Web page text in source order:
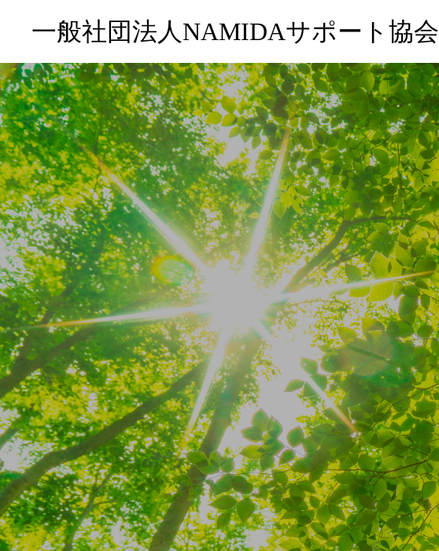
一般社団法人NAMIDAサポート協会
テープ式心理学記事
心理カウンセリング
お問い合わせ
かんじょうにっき
メンタルAIチーム
特定商取引表示